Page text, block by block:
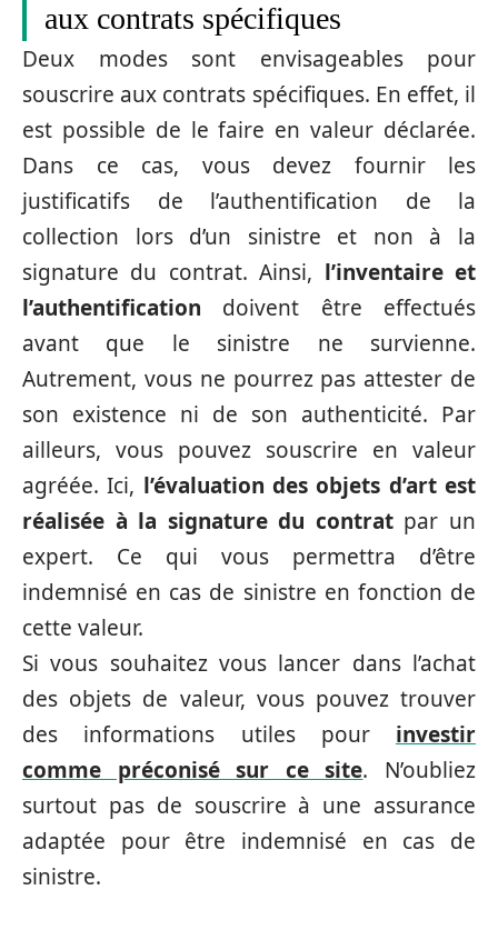
aux contrats spécifiques
Deux modes sont envisageables pour
souscrire aux contrats spécifiques. En effet, il
est possible de le faire en valeur déclarée.
Dans ce cas, vous devez fournir les
justificatifs de l’authentification de la
collection lors d’un sinistre et non à la
signature du contrat. Ainsi, l’inventaire et
l’authentification doivent être effectués
avant que le sinistre ne survienne.
Autrement, vous ne pourrez pas attester de
son existence ni de son authenticité. Par
ailleurs, vous pouvez souscrire en valeur
agréée. Ici, l’évaluation des objets d’art est
réalisée à la signature du contratpar un
expert. Ce qui vous permettra d’être
indemnisé en cas de sinistre en fonction de
cette valeur.
Si vous souhaitez vous lancer dans l’achat
des objets de valeur, vous pouvez trouver
des informations utiles pour investir
comme préconisé sur ce site. N’oubliez
surtout pas de souscrire à une assurance
adaptée pour être indemnisé en cas de
sinistre.